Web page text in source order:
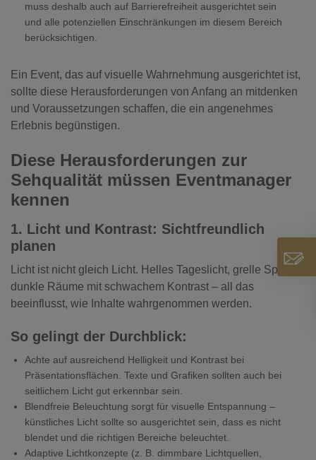
muss deshalb auch auf Barrierefreiheit ausgerichtet sein
und alle potenziellen Einschränkungen im diesem Bereich
berücksichtigen.
Ein Event, das auf visuelle Wahrnehmung ausgerichtet ist,
sollte diese Herausforderungen von Anfang an mitdenken
und Voraussetzungen schaffen, die ein angenehmes
Erlebnis begünstigen.
Diese Herausforderungen zur
Sehqualität müssen Eventmanager
kennen
1. Licht und Kontrast: Sichtfreundlich
planen
Licht ist nicht gleich Licht. Helles Tageslicht, grelle Spots,
dunkle Räume mit schwachem Kontrast – all das
beeinflusst, wie Inhalte wahrgenommen werden.
So gelingt der Durchblick:
Achte auf ausreichend Helligkeit und Kontrast bei
Präsentationsflächen. Texte und Grafiken sollten auch bei
seitlichem Licht gut erkennbar sein.
Blendfreie Beleuchtung sorgt für visuelle Entspannung –
künstliches Licht sollte so ausgerichtet sein, dass es nicht
blendet und die richtigen Bereiche beleuchtet.
Adaptive Lichtkonzepte (z. B. dimmbare Lichtquellen,